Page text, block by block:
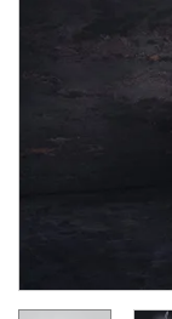
Axor
40834000